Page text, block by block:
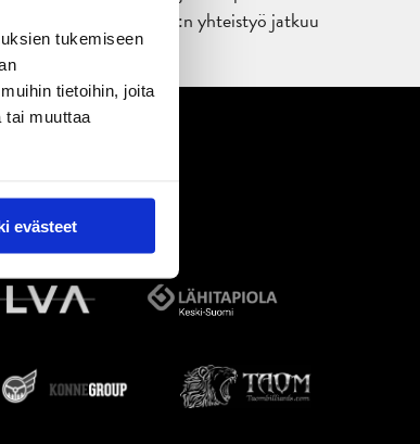
tukemiseen
tietoihin, joita
tai muuttaa
evästeet
JYPin ja KeuPa HT:n yhteistyö jatkuu